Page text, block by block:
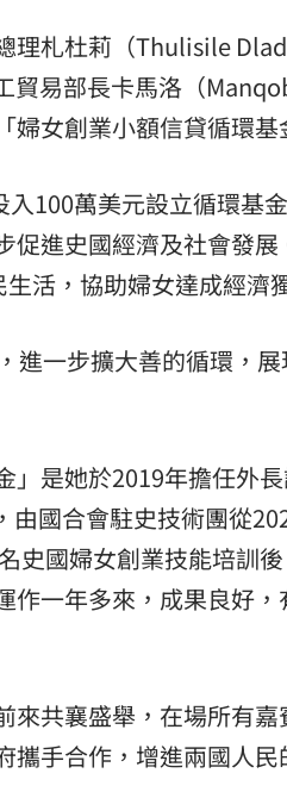
理札杜莉（Thulisile
易部長卡馬洛（
女創業小額信貸循環基
100萬美元設立循環基
進史國經濟及社會發
活，協助婦女達成經濟
進一步擴大善的循環，
是她於2019年擔任外
國合會駐史技術團從
史國婦女創業技能培訓
一年多來，成果良好
共襄盛舉，在場所有
手合作，增進兩國人